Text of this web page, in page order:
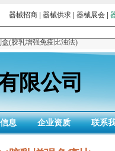
器械招商 器械供求 器械展会
(胶乳增强免疫比浊法)
限公司
息 企业资质 联系